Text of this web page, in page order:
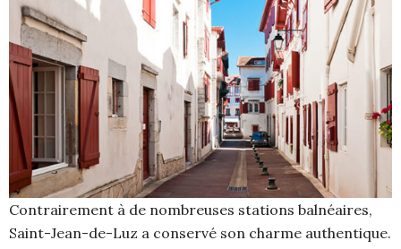
Contrairement à de nombreuses stations balnéaires,
Saint-Jean-de-Luz a conservé son charme authentique.